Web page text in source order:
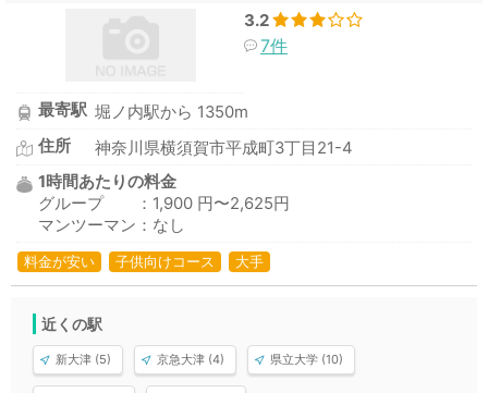
3.2
7件
最寄駅 堀ノ内駅から 1350m
住所
神奈川県横須賀市平成町3丁目21-4
1時間あたりの料金
グループ ：1,900 円〜2,625円
マンツーマン：なし
料金が安い 子供向けコース 大手
近くの駅
新大津 (5) 京急大津 (4) 県立大学 (10)